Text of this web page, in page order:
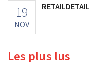
19
NOV
Les plus lus